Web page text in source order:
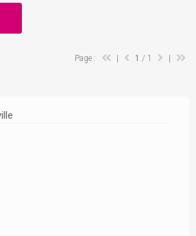
Page : 1 / 1